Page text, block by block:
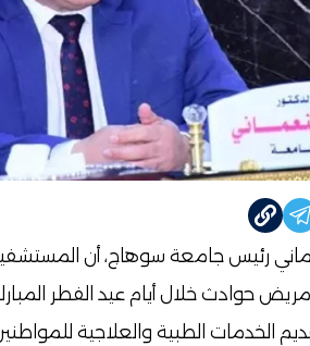
مريضًا منهم عدد 334 مريض حوادث خلال أيام عيد
الخدمات الطبية والعلاجية